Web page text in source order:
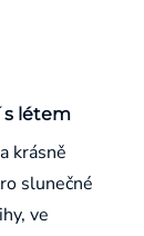
s létem
krásně
slunečné
ve